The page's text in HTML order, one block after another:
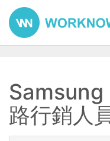
Samsung
路行銷人